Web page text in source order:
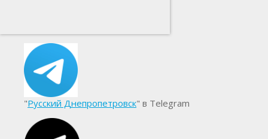
"Русский Днепропетровск" в Telegram